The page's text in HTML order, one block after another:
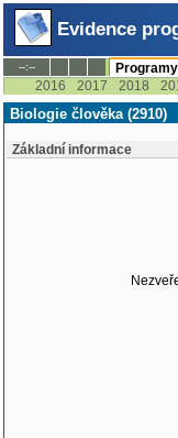
Evidence
--:--
2016
2017 2018
Biologie člověka (2910)
Základní informace